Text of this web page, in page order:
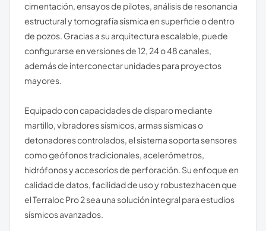
cimentación, ensayos de pilotes, análisis de resonancia
estructural y tomografía sísmica en superficie o dentro
de pozos. Gracias a su arquitectura escalable, puede
configurarse en versiones de 12, 24 o 48 canales,
además de interconectar unidades para proyectos
mayores.
Equipado con capacidades de disparo mediante
martillo, vibradores sísmicos, armas sísmicas o
detonadores controlados, el sistema soporta sensores
como geófonos tradicionales, acelerómetros,
hidrófonos y accesorios de perforación. Su enfoque en
calidad de datos, facilidad de uso y robustez hacen que
el Terraloc Pro 2 sea una solución integral para estudios
sísmicos avanzados.